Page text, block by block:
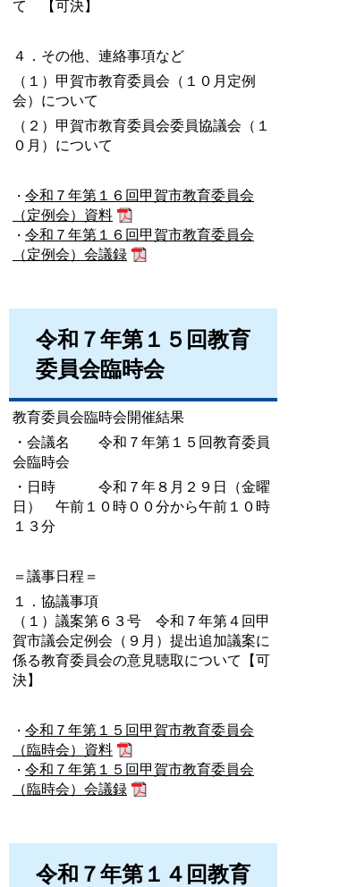
て 【可決】
４．その他、連絡事項など
（１）甲賀市教育委員会（１０月定例
会）について
（２）甲賀市教育委員会委員協議会（１
０月）について
・ 令和７年第１６回甲賀市教育委員会
（定例会）資料
・ 令和７年第１６回甲賀市教育委員会
（定例会）会議録
令和７年第１５回教育
委員会臨時会
教育委員会臨時会開催結果
・会議名 令和７年第１５回教育委員
会臨時会
・日時 令和７年８月２９日（金曜
日） 午前１０時００分から午前１０時
１３分
＝議事日程＝
１．協議事項
（１）議案第６３号 令和７年第４回甲
賀市議会定例会（９月）提出追加議案に
係る教育委員会の意見聴取について【可
決】
・ 令和７年第１５回甲賀市教育委員会
（臨時会）資料
・ 令和７年第１５回甲賀市教育委員会
（臨時会）会議録
令和７年第１４回教育